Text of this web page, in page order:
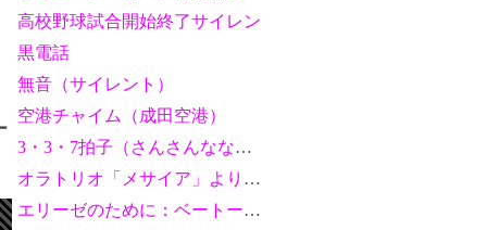
高校野球試合開始終了サイレン
黒電話
無音（サイレント）
空港チャイム（成田空港）
3・3・7拍子（さんさんななびょうし）【拍手とホイッスル】
オラトリオ「メサイア」より ハレルヤコーラス：G. F. ヘンデル
エリーゼのために：ベートーヴェン